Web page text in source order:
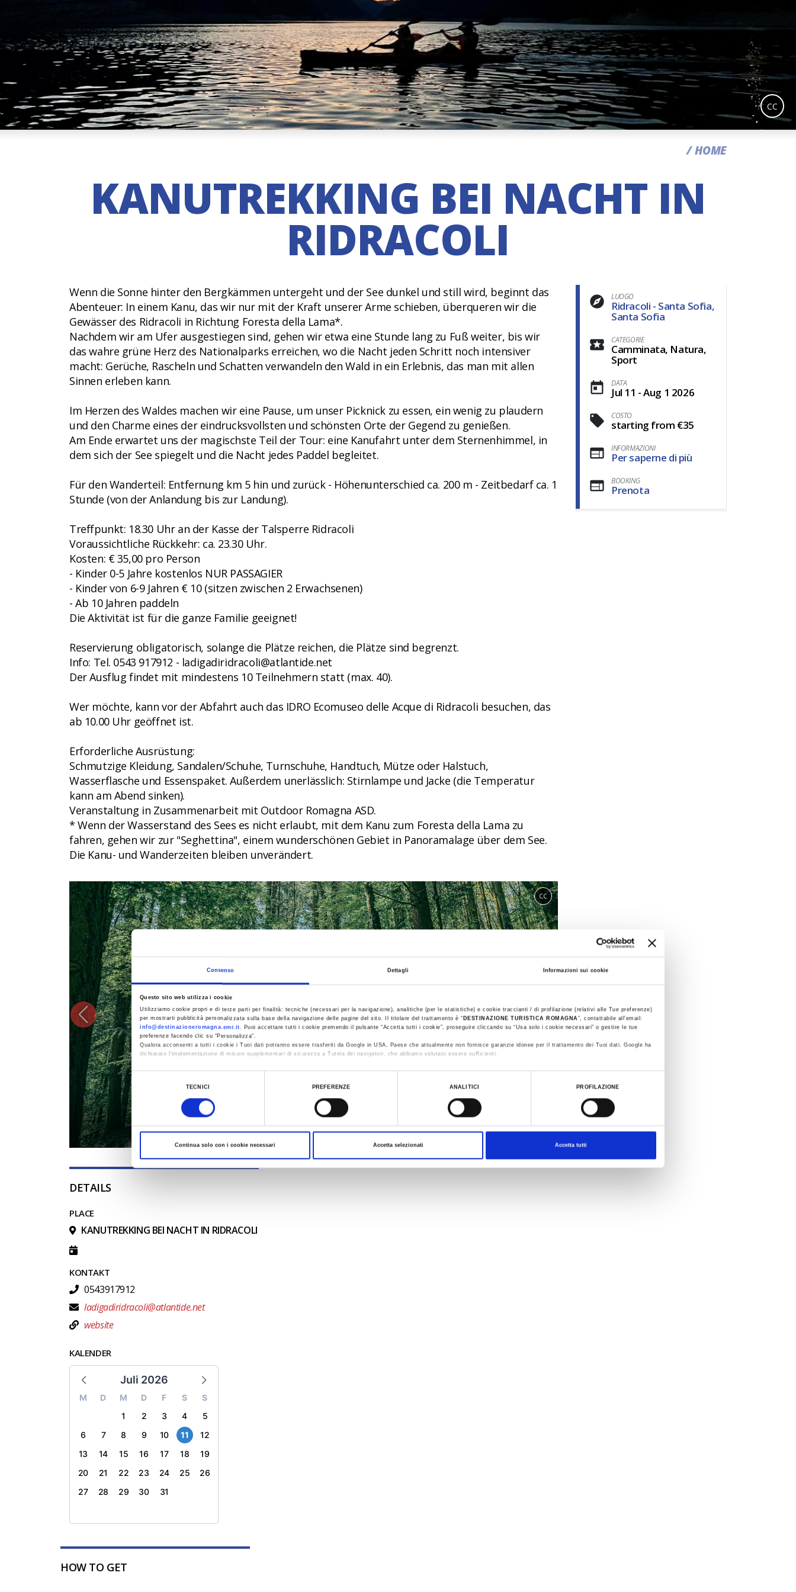
Consenso Dettagli Informazioni sui cookie
Questo sito web utilizza i cookie
Utilizziamo cookie propri e di terze parti per finalità: tecniche (necessari per la navigazione), analitiche (per le statistiche) e cookie traccianti / di profilazione (relativi alle Tue preferenze)
per mostrarti pubblicità personalizzata sulla base della navigazione delle pagine del sito. Il titolare del trattamento è “DESTINAZIONE TURISTICA ROMAGNA ”, contattabile all'email:
info@destinazioneromagna.emr.it. Puoi accettare tutti i cookie premendo il pulsante “Accetta tutti i cookie”, proseguire cliccando su “Usa solo i cookie necessari" o gestire le tue
preferenze facendo clic su “Personalizza”.
Qualora acconsenti a tutti i cookie i Tuoi dati potranno essere trasferiti da Google in USA, Paese che attualmente non fornisce garanzie idonee per il trattamento dei Tuoi dati. Google ha
dichiarato l’implementazione di misure supplementari di sicurezza a Tutela dei navigatori, che abbiamo valutato essere sufficienti.
Al fine di revocare il consenso prestato e visualizzare le informazioni complete sul trattamento dati clicca qui:Cookie Policy
Selezione
del
consenso
TECNICI PREFERENZE ANALITICI PROFILAZIONE
Continua solo con i cookie necessari Accetta selezionati Accetta tutti
CC
HOME
KANUTREKKING BEI NACHT IN
RIDRACOLI
LUOGO
Ridracoli - Santa Sofia,
Santa Sofia
CATEGORIE
Camminata, Natura,
Sport
DATA
Jul 11 - Aug 1 2026
COSTO
starting from €35
INFORMAZIONI
Per saperne di più
BOOKING
Prenota
Wenn die Sonne hinter den Bergkämmen untergeht und der See dunkel und still wird, beginnt das
Abenteuer: In einem Kanu, das wir nur mit der Kraft unserer Arme schieben, überqueren wir die
Gewässer des Ridracoli in Richtung Foresta della Lama*.
Nachdem wir am Ufer ausgestiegen sind, gehen wir etwa eine Stunde lang zu Fuß weiter, bis wir
das wahre grüne Herz des Nationalparks erreichen, wo die Nacht jeden Schritt noch intensiver
macht: Gerüche, Rascheln und Schatten verwandeln den Wald in ein Erlebnis, das man mit allen
Sinnen erleben kann.
Im Herzen des Waldes machen wir eine Pause, um unser Picknick zu essen, ein wenig zu plaudern
und den Charme eines der eindrucksvollsten und schönsten Orte der Gegend zu genießen.
Am Ende erwartet uns der magischste Teil der Tour: eine Kanufahrt unter dem Sternenhimmel, in
dem sich der See spiegelt und die Nacht jedes Paddel begleitet.
Für den Wanderteil: Entfernung km 5 hin und zurück - Höhenunterschied ca. 200 m - Zeitbedarf ca. 1
Stunde (von der Anlandung bis zur Landung).
Treffpunkt: 18.30 Uhr an der Kasse der Talsperre Ridracoli
Voraussichtliche Rückkehr: ca. 23.30 Uhr.
Kosten: € 35,00 pro Person
- Kinder 0-5 Jahre kostenlos NUR PASSAGIER
- Kinder von 6-9 Jahren € 10 (sitzen zwischen 2 Erwachsenen)
- Ab 10 Jahren paddeln
Die Aktivität ist für die ganze Familie geeignet!
Reservierung obligatorisch, solange die Plätze reichen, die Plätze sind begrenzt.
Info: Tel. 0543 917912 - ladigadiridracoli@atlantide.net
Der Ausflug findet mit mindestens 10 Teilnehmern statt (max. 40).
Wer möchte, kann vor der Abfahrt auch das IDRO Ecomuseo delle Acque di Ridracoli besuchen, das
ab 10.00 Uhr geöffnet ist.
Erforderliche Ausrüstung:
Schmutzige Kleidung, Sandalen/Schuhe, Turnschuhe, Handtuch, Mütze oder Halstuch,
Wasserflasche und Essenspaket. Außerdem unerlässlich: Stirnlampe und Jacke (die Temperatur
kann am Abend sinken).
Veranstaltung in Zusammenarbeit mit Outdoor Romagna ASD.
* Wenn der Wasserstand des Sees es nicht erlaubt, mit dem Kanu zum Foresta della Lama zu
fahren, gehen wir zur "Seghettina", einem wunderschönen Gebiet in Panoramalage über dem See.
Die Kanu- und Wanderzeiten bleiben unverändert.
CC
1 1
DETAILS
PLACE
KANUTREKKING BEI NACHT IN RIDRACOLI
KONTAKT
0543917912
ladigadiridracoli@atlantide.net
website
KALENDER
Juli 2026
M D M D F S
S
1
2 3 4
5
6
7 8 9 10 11
12
13
14 15 16 17 18
19
20
21 22 23 24 25
26
27
28 29 30 31
HOW TO GET